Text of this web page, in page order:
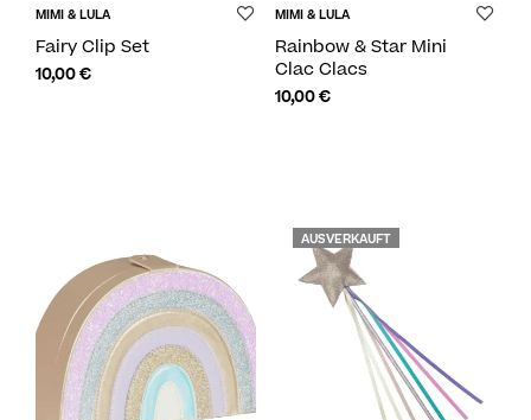
MIMI & LULA
Fairy Clip Set
10,00€
MIMI & LULA
Rainbow & Star Mini
Clac Clacs
10,00€
AUSVERKAUFT